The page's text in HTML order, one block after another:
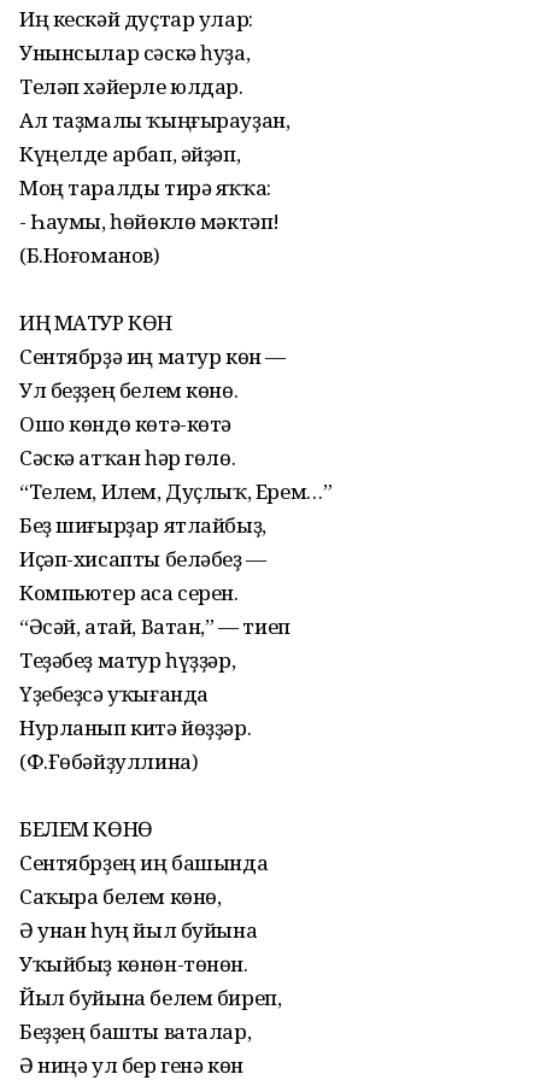
Иң кескәй дуҫтар улар:
Унынсылар сәскә һуҙа,
Теләп хәйерле юлдар.
Ал таҙмалы ҡыңғырауҙан,
Күңелде арбап, әйҙәп,
Моң таралды тирә яҡҡа:
- Һаумы, һөйөклө мәктәп!
(Б.Ноғоманов)
ИҢ МАТУР КӨН
Сентябрҙә иң матур көн —
Ул беҙҙең белем көнө.
Ошо көндө көтә-көтә
Сәскә атҡан һәр гөлө.
“Телем, Илем, Дуҫлыҡ, Ерем…”
Беҙ шиғырҙар ятлайбыҙ,
Иҫәп-хисапты беләбеҙ —
Компьютер аса серен.
“Әсәй, атай, Ватан,” — тиеп
Теҙәбеҙ матур һүҙҙәр,
Үҙебеҙсә уҡығанда
Нурланып китә йөҙҙәр.
(Ф.Ғөбәйҙуллина)
БЕЛЕМ КӨНӨ
Сентябрҙең иң башында
Саҡыра белем көнө,
Ә унан һуң йыл буйына
Уҡыйбыҙ көнөн-төнөн.
Йыл буйына белем биреп,
Беҙҙең башты ваталар,
Ә ниңә ул бер генә көн